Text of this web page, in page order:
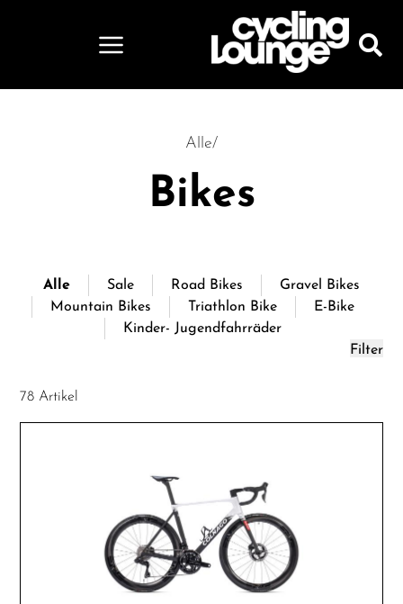
Alle/
Bikes
Alle Sale Road Bikes
Gravel Bikes
Mountain Bikes
Triathlon Bike
E-Bike
Kinder- Jugendfahrräder
Filter
78 Artikel